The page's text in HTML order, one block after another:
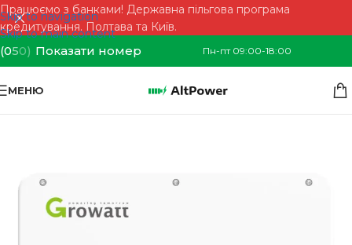
Skip to navigation
Skip to main content
Працюємо з банками! Державна пільгова програма
кредитування. Полтава та Київ.
(050) Показати номер Пн-пт 09:00-18:00
МЕНЮ